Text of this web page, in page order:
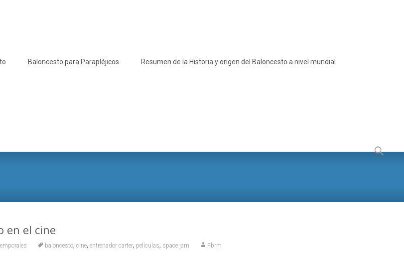
Baloncesto para Parapléjicos Resumen de la Historia y origen del Baloncesto a nivel mundial
Buscar:
en el cine
baloncesto,cine,entrenador carter, películas, space jam Fbrm